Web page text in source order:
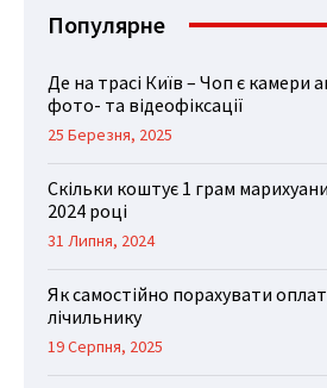
Популярне
Де на трасі Київ – Чоп є камери
фото- та відеофіксації
25 Березня, 2025
Скільки коштує 1 грам
2024 році
31 Липня, 2024
Як самостійно порахувати
лічильнику
19 Серпня, 2025